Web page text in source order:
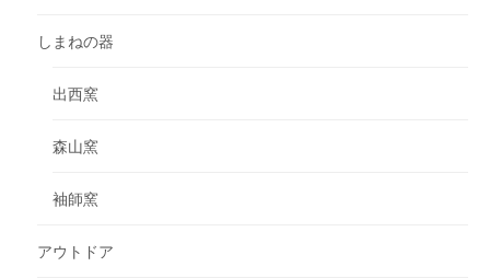
しまねの器
出西窯
森山窯
袖師窯
アウトドア